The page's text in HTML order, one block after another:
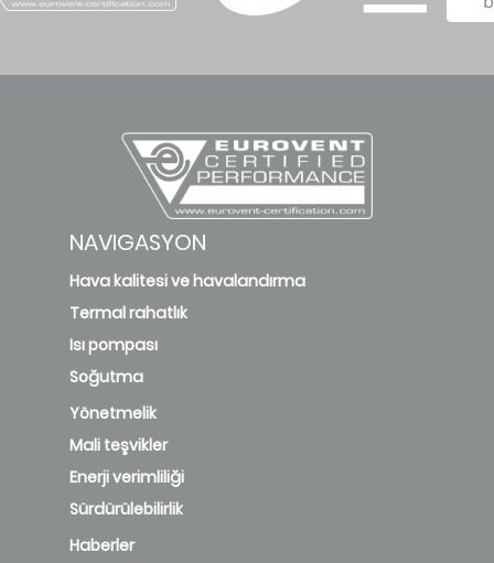
NAVIGASYON
Hava kalitesi ve havalandırma
Termal rahatlık
Isı pompası
Soğutma
Yönetmelik
Mali teşvikler
Enerji verimliliği
Sürdürülebilirlik
Haberler